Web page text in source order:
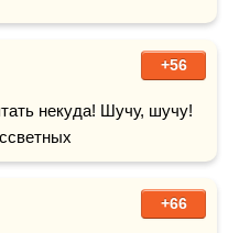
+56
некуда! Шучу, шучу!
+66